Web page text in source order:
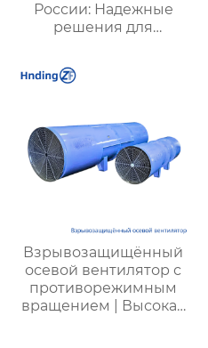
России: Надежные
решения для
вентиляции и
безопасности
Взрывозащищённый
осевой вентилятор с
противорежимным
вращением | Высокая